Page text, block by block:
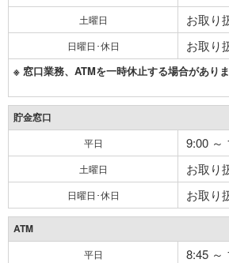
土曜日 お取り
日曜日･休日 お取り
※ 窓口業務、ATMを一時休止する場合がありま
貯金窓口
平日 9:00 ～
土曜日 お取り
日曜日･休日 お取り
ATM
平日 8:45 ～